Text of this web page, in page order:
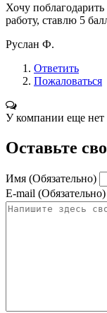
Хочу
работу, ставлю 5
Руслан Ф.
Ответить
Пожаловаться
У компании еще нет
Оставьте
Имя (Обязательно)
E-mail (Обязательно)